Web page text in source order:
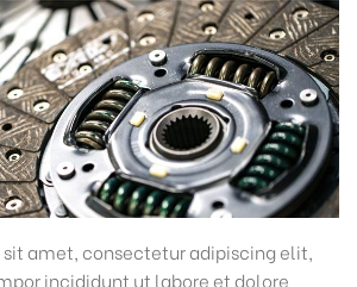
amet, consectetur adipiscing elit,
incididunt ut labore et dolore